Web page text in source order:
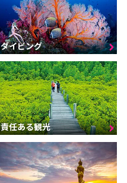
ダイビング
責任ある観光